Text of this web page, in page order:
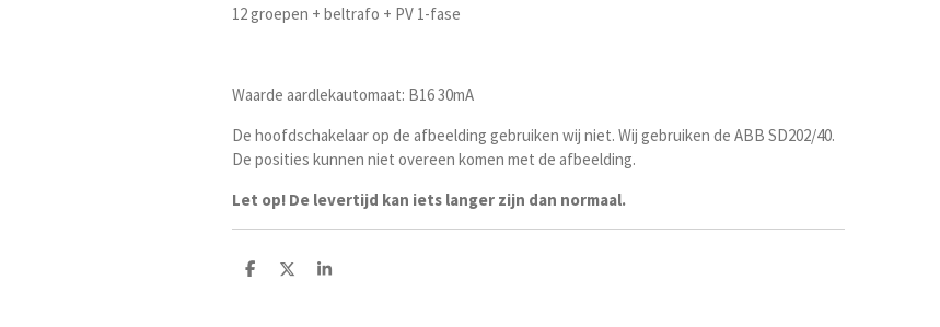
12 groepen + beltrafo + PV 1-fase
Waarde aardlekautomaat: B16 30mA
De hoofdschakelaar op de afbeelding gebruiken wij niet. Wij gebruiken de ABB SD202/40.
De posities kunnen niet overeen komen met de afbeelding.
Let op! De levertijd kan iets langer zijn dan normaal.
D
D
S